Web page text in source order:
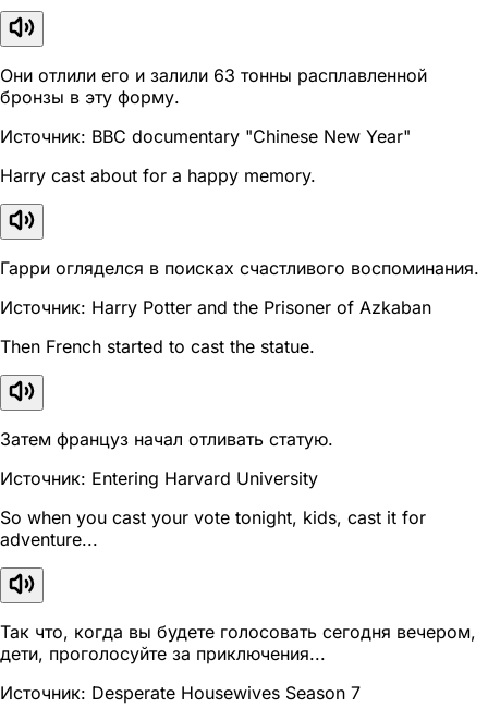
Они отлили его и залили 63 тонны расплавленной
бронзы в эту форму.
Источник: BBC documentary "Chinese New Year"
Harry cast about for a happy memory.
Гарри огляделся в поисках счастливого воспоминания.
Источник: Harry Potter and the Prisoner of Azkaban
Then French started to cast the statue.
Затем француз начал отливать статую.
Источник: Entering Harvard University
So when you cast your vote tonight, kids, cast it for
adventure...
Так что, когда вы будете голосовать сегодня вечером,
дети, проголосуйте за приключения...
Источник: Desperate Housewives Season 7